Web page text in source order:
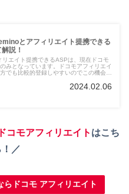
とアフィリエイト提携できる
説！
リエイト提携できるASPは、現在ドコモ
みとなっています。ドコモアフィリエイ
方でも比較的登録しやすいのでこの機会に
2024.02.06
ドコモアフィリエイト はこち
／
らドコモ アフィリエイト